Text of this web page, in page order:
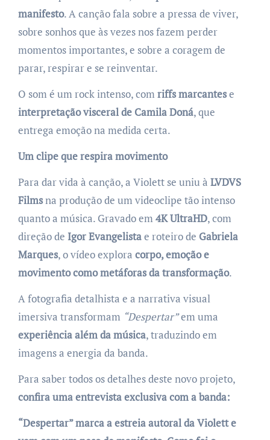
manifesto. A canção fala sobre a pressa de viver,
sobre sonhos que às vezes nos fazem perder
momentos importantes, e sobre a coragem de
parar, respirar e se reinventar.
O som é um rock intenso, comriffs marcantese
interpretação visceral de Camila Doná, que
entrega emoção na medida certa.
Um clipe que respira movimento
Para dar vida à canção, a Violett se uniu à LVDVS
Filmsna produção de um videoclipe tão intenso
quanto a música. Gravado em4K UltraHD, com
direção de Igor Evangelistae roteiro de Gabriela
Marques, o vídeo explora corpo, emoção e
movimento como metáforas da transformação.
A fotografia detalhista e a narrativa visual
imersiva transformam “Despertar”em uma
experiência além da música, traduzindo em
imagens a energia da banda.
Para saber todos os detalhes deste novo projeto,
confira uma entrevista exclusiva com a banda:
“Despertar” marca a estreia autoral da Violett e